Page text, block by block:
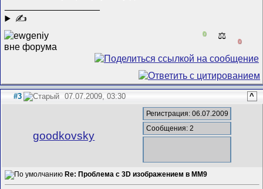
✍
0 ⚖️
0
#3 07.07.2009, 03:30 ^
goodkovsky
Регистрация: 06.07.2009
Сообщения: 2
Re: Проблема с 3D изображением в MM9